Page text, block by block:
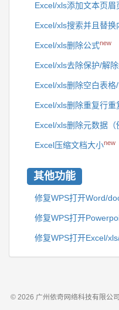
Excel/xls添加文本页眉
Excel/xls搜索并且替换
Excel/xls删除公式new
Excel/xls去除保护/解
Excel/xls删除空白表格
Excel/xls删除重复行重
Excel/xls删除元数据（
Excel压缩文档大小new
其他功能
修复WPS打开Word/
修复WPS打开
修复WPS打开Excel/
© 2026 广州依奇网络科技有限公